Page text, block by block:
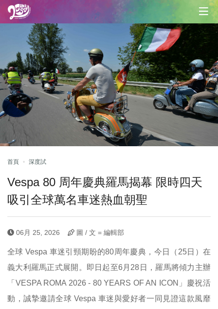
首頁 深度試
Vespa 80 周年慶典羅馬揭幕 限時四天
吸引全球萬名車迷熱血朝聖
06月 25, 2026 圖 / 文 = 編輯部
全球 Vespa 車迷引頸期盼的80周年慶典，今日（25日）在
義大利羅馬正式展開。即日起至6月28日，羅馬將傾力主辦
「VESPA ROMA 2026 - 80 YEARS OF AN ICON」慶祝活
動，誠摯邀請全球 Vespa 車迷與愛好者一同見證這款風靡